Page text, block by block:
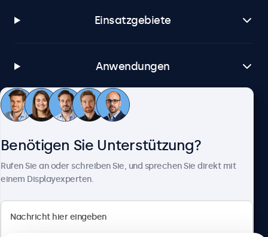
Einsatzgebiete
Anwendungen
Kundenservice
Benötigen Sie Unterstützung?
Rufen Sie an oder schreiben Sie, und sprechen Sie direkt mit
einem Displayexperten.